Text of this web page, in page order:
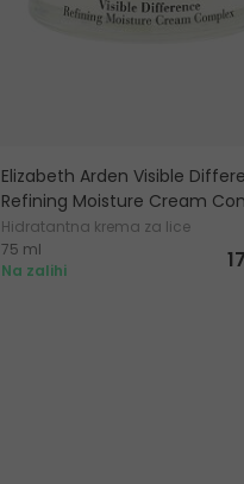
Elizabeth Arden Visible
Refining Moisture Cream
Hidratantna krema za lice
75 ml
Na zalihi